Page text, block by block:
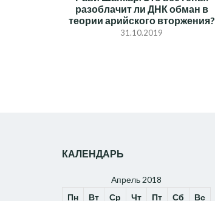
разоблачит ли ДНК обман в
теории арийского вторжения?
31.10.2019
КАЛЕНДАРЬ
Апрель 2018
Пн
Вт Ср Чт Пт Сб Вс